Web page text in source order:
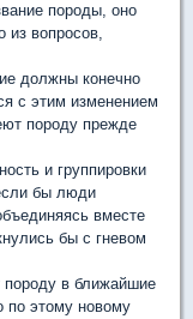
породы, оно
из вопросов,
должны конечно
с этим изменением
породу прежде
и группировки
бы люди
вместе
бы с гневом
в ближайшие
по этому новому